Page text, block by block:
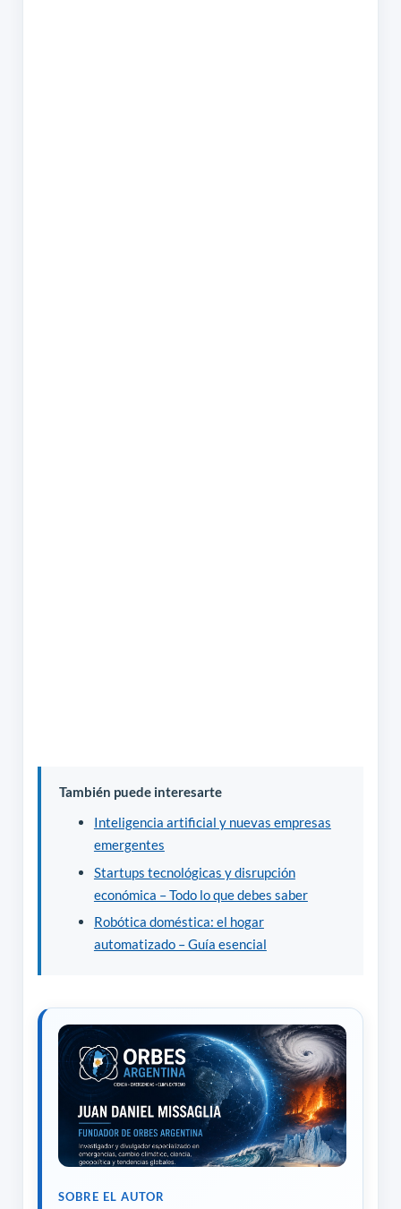
También puede interesarte
Inteligencia artificial y nuevas empresas
emergentes
Startups tecnológicas y disrupción
económica – Todo lo que debes saber
Robótica doméstica: el hogar
automatizado – Guía esencial
SOBRE EL AUTOR